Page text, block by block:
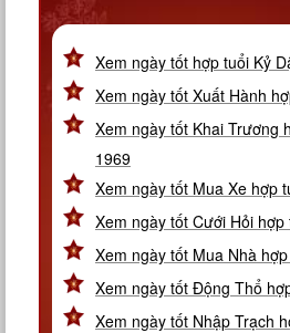
Xem ngày tốt hợp tuổi Kỷ
Xem ngày tốt Xuất Hành
Xem ngày tốt Khai Trương
1969
Xem ngày tốt Mua Xe hợp
Xem ngày tốt Cưới Hỏi
Xem ngày tốt Mua Nhà
Xem ngày tốt Động Thổ
Xem ngày tốt Nhập Trạch